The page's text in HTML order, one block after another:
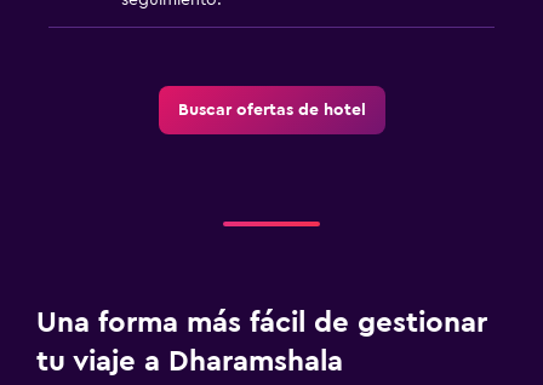
Buscar ofertas de hotel
Una forma más fácil de gestionar
tu viaje a Dharamshala